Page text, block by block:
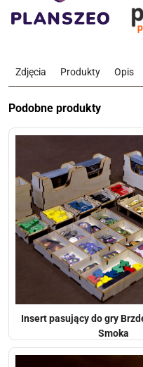
Zdjęcia Produkty Opis
Podobne produkty
Insert pasujący do gry
Smoka